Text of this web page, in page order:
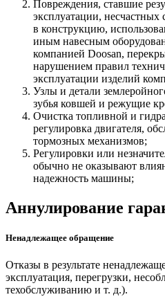
Повреждения, ставшие
эксплуатации, несчастных
в конструкцию,
иным навесным
компанией Doosan,
нарушением правил
эксплуатации изделий
Узлы и детали
зубья ковшей и режущие
Очистка топливной и
регулировка двигателя,
тормозных механизмов;
Регулировки или
обычно не оказывают
надежность машины;
Аннулирование
Ненадлежащее обращение
Отказы в результате
эксплуатация, перегрузки,
техобслуживанию и т. д.).